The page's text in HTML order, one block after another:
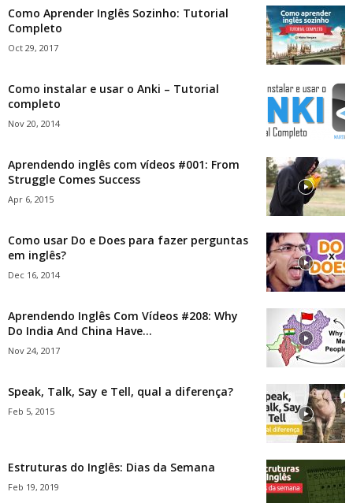
Como Aprender Inglês Sozinho: Tutorial
Completo
Oct 29, 2017
Como instalar e usar o Anki – Tutorial
completo
Nov 20, 2014
Aprendendo inglês com vídeos #001: From
Struggle Comes Success
Apr 6, 2015
Como usar Do e Does para fazer perguntas
em inglês?
Dec 16, 2014
Aprendendo Inglês Com Vídeos #208: Why
Do India And China Have...
Nov 24, 2017
Speak, Talk, Say e Tell, qual a diferença?
Feb 5, 2015
Estruturas do Inglês: Dias da Semana
Feb 19, 2019